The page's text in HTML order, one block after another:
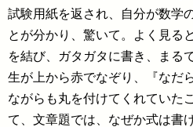
試験用紙を返され、自分が数学
とが分かり、驚いて。よく見る
を結び、ガタガタに書き、まる
生が上から赤でなぞり、『なだ
ながらも丸を付けてくれていた
て、文章題では、なぜか式は書